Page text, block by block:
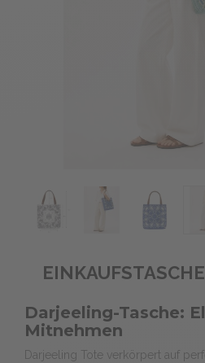
Darjeeling-Tasche:
Mitnehmen
Darjeeling Tote verkörpert auf